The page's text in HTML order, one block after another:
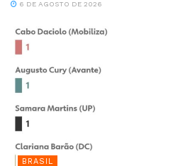
6 DE AGOSTO DE 2026
BRASIL